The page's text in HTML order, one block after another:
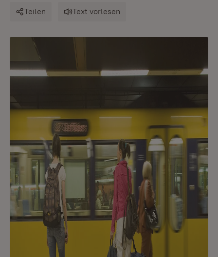
Teilen Text vorlesen